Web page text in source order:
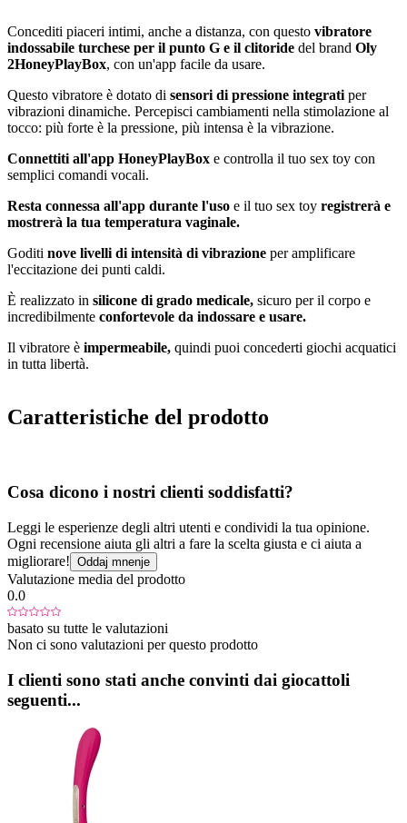
Concediti piaceri intimi, anche a distanza, con questo vibratore
indossabile turchese per il punto G e il clitoride del brand Oly
2HoneyPlayBox, con un'app facile da usare.
Questo vibratore è dotato di sensori di pressione integrati per
vibrazioni dinamiche. Percepisci cambiamenti nella stimolazione al
tocco: più forte è la pressione, più intensa è la vibrazione.
Connettiti all'app HoneyPlayBox e controlla il tuo sex toy con
semplici comandi vocali.
Resta connessa all'app durante l'uso e il tuo sex toy registrerà e
mostrerà la tua temperatura vaginale.
Goditi nove livelli di intensità di vibrazione per amplificare
l'eccitazione dei punti caldi.
È realizzato in silicone di grado medicale, sicuro per il corpo e
incredibilmente confortevole da indossare e usare.
Il vibratore è impermeabile, quindi puoi concederti giochi acquatici
in tutta libertà.
Caratteristiche del prodotto
Cosa dicono i nostri clienti soddisfatti?
Leggi le esperienze degli altri utenti e condividi la tua opinione.
Ogni recensione aiuta gli altri a fare la scelta giusta e ci aiuta a
migliorare! Oddaj mnenje
Valutazione media del prodotto
0.0
basato su tutte le valutazioni
Non ci sono valutazioni per questo prodotto
I clienti sono stati anche convinti dai giocattoli
seguenti...